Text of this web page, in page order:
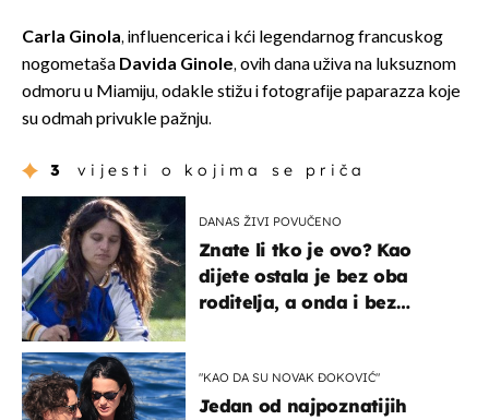
Carla Ginola, influencerica i kći legendarnog francuskog
nogometaša Davida Ginole, ovih dana uživa na luksuznom
odmoru u Miamiju, odakle stižu i fotografije paparazza koje
su odmah privukle pažnju.
3 vijesti o kojima se priča
DANAS ŽIVI POVUČENO
Znate li tko je ovo? Kao
dijete ostala je bez oba
roditelja, a onda i bez
"KAO DA SU NOVAK ĐOKOVIĆ"
Jedan od najpoznatijih